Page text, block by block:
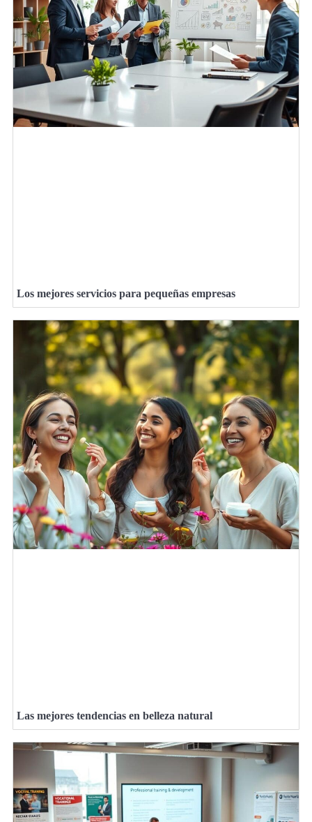
Los mejores servicios para pequeñas empresas
Las mejores tendencias en belleza natural